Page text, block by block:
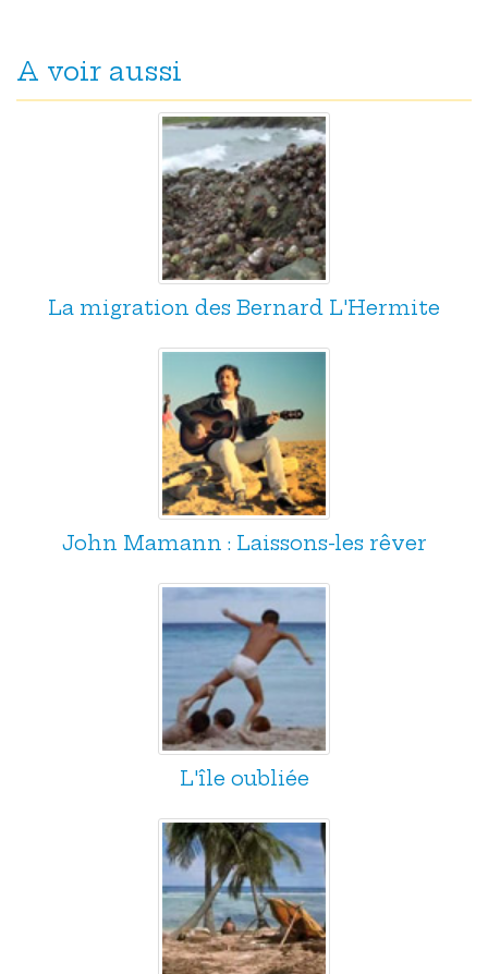
A voir aussi
La migration des Bernard L'Hermite
John Mamann : Laissons-les rêver
L'île oubliée